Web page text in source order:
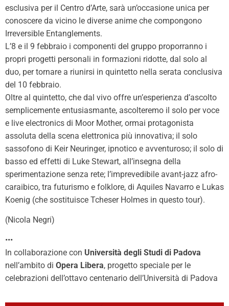
esclusiva per il Centro d’Arte, sarà un’occasione unica per
conoscere da vicino le diverse anime che compongono
Irreversible Entanglements.
L’8 e il 9 febbraio i componenti del gruppo proporranno i
propri progetti personali in formazioni ridotte, dal solo al
duo, per tornare a riunirsi in quintetto nella serata conclusiva
del 10 febbraio.
Oltre al quintetto, che dal vivo offre un’esperienza d’ascolto
semplicemente entusiasmante, ascolteremo il solo per voce
e live electronics di Moor Mother, ormai protagonista
assoluta della scena elettronica più innovativa; il solo
sassofono di Keir Neuringer, ipnotico e avventuroso; il solo di
basso ed effetti di Luke Stewart, all’insegna della
sperimentazione senza rete; l’imprevedibile avant-jazz afro-
caraibico, tra futurismo e folklore, di Aquiles Navarro e Lukas
Koenig (che sostituisce Tcheser Holmes in questo tour).
(Nicola Negri)
•••
In collaborazione con Università degli Studi di Padova
nell’ambito di Opera Libera, progetto speciale per le
celebrazioni dell’ottavo centenario dell’Università di Padova